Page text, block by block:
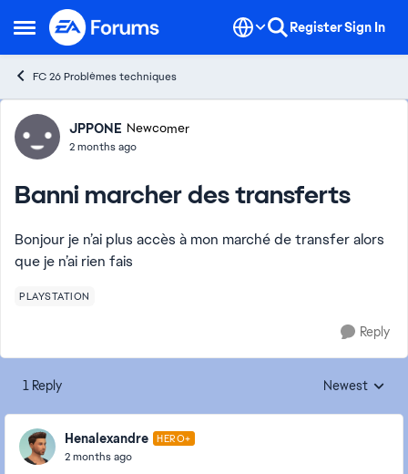
Open Side Menu
Skip to content RegisterSign In
FC 26 Problèmes techniques
Forum Discussion
JPPONE Newcomer
2 months ago
Banni marcher des transferts
Bonjour je n’ai plus accès à mon marché de transfer alors
que je n’ai rien fais
PLAYSTATION
Reply
1 Reply Replies sorted
Newest
Henalexandre HERO+
2 months ago